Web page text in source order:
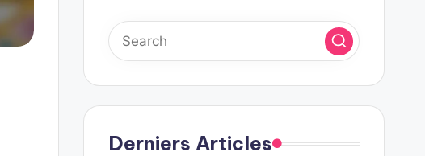
Derniers Articles